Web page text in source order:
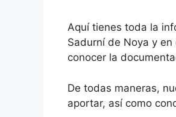
Aquí tienes toda la
Sadurní de Noya y
conocer la
De todas maneras,
aportar, así como